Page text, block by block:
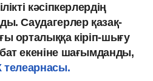
кәсіпкерлердің
Саудагерлер қазақ-
орталыққа кіріп-шығу
екеніне шағымданды,
телеарнасы.